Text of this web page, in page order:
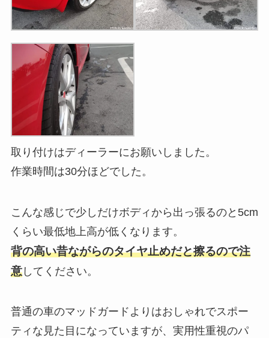
取り付けはディーラーにお願いしました。
作業時間は30分ほどでした。
こんな感じで少しだけボディから出っ張るのと5cm
くらい最低地上高が低くなります。
背の高い昔ながらのタイヤ止めだと擦るので注
意してください。
普通の車のマッドガードよりはおしゃれでスポー
ティな見た目になっていますが、実用性重視のパ